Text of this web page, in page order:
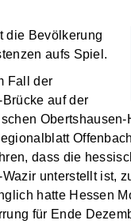
die Bevölkerung
aufs Spiel.
Fall der
auf der
dass die
unterstellt ist,
hatte Hessen
für Ende